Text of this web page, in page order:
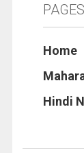
PAGES
Home
Hindi